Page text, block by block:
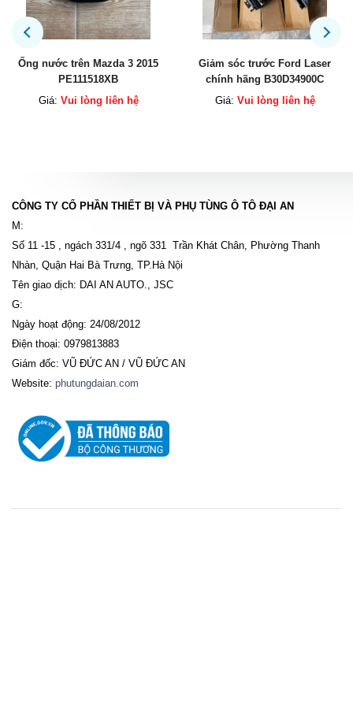
Giảm sóc trước Ford Laser
chính hãng B30D34900C
B30D34700C
Giá: Vui lòng liên hệ
Giảm sóc sau Ford Explorer
chính hãng FB5Z18125H
Giá: Vui lòng liên hệ
CÔNG TY CỔ PHẦN THIẾT BỊ VÀ PHỤ TÙNG Ô TÔ ĐẠI AN
M:
Số 11 -15 , ngách 331/4 , ngõ 331 Trần Khát Chân, Phường Thanh
Nhàn, Quận Hai Bà Trưng, TP.Hà Nội
Tên giao dịch: DAI AN AUTO., JSC
G:
Ngày hoạt động: 24/08/2012
Điện thoại: 0979813883
Giám đốc: VŨ ĐỨC AN / VŨ ĐỨC AN
Website: phutungdaian.com